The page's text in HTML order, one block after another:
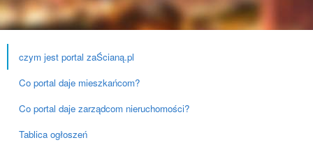
czym jest portal zaŚcianą.pl
Co portal daje mieszkańcom?
Co portal daje zarządcom nieruchomości?
Tablica ogłoszeń